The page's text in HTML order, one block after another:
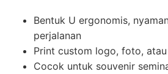
Bentuk U ergonomis,
perjalanan
Print custom logo, foto,
Cocok untuk souvenir